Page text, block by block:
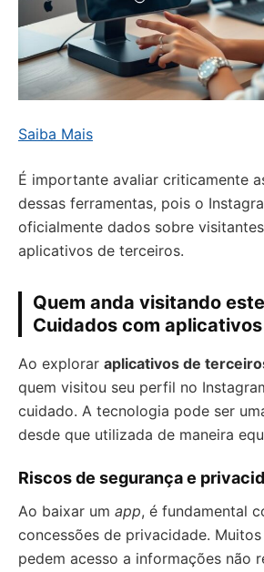
Saiba Mais
É importante avaliar criticamente
dessas ferramentas, pois o
oficialmente dados sobre
aplicativos de terceiros.
Quem anda visitando
Cuidados com
Ao explorar aplicativos de
quem visitou seu perfil no
cuidado. A tecnologia pode ser
desde que utilizada de maneira
Riscos de segurança e
Ao baixar um app, é fundamental
concessões de privacidade.
pedem acesso a informações não